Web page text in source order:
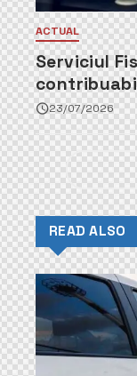
ACTUAL
Serviciul
privind
bunurile
23/07/2026
READ ALSO